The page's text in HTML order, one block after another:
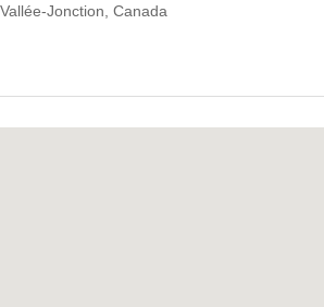
Jonction, Canada